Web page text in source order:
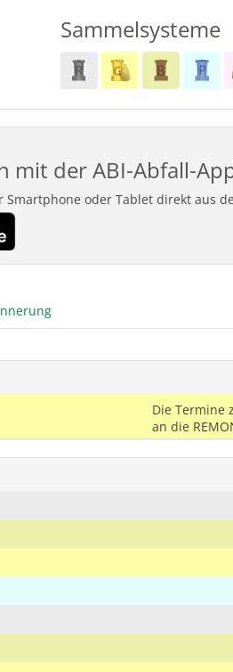
Sammelsysteme
mit der ABI-Abfall-
oder Tablet direkt aus
Die Termine
an die